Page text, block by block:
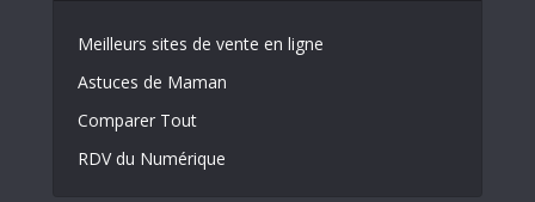
Meilleurs sites de vente en ligne
Astuces de Maman
Comparer Tout
RDV du Numérique